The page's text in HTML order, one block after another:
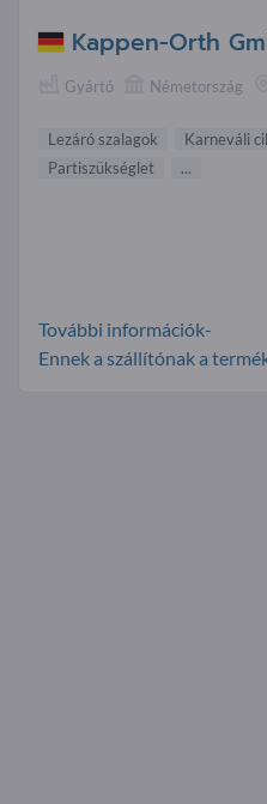
Kappen-Orth
Gyártó Németország
Lezáró szalagok Karneváli
Partiszükséglet
...
További információk-
Ennek a szállítónak a